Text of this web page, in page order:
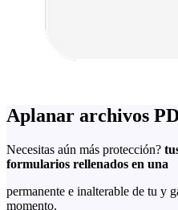
Aplanar archivos
Necesitas aún más protección?
formularios rellenados en una
permanente e inalterable de tu y
momento.